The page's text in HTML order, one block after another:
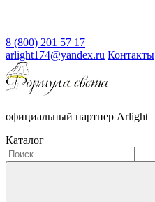
8 (800) 201 57 17
arlight174@yandex.ru Контакты
официальный партнер Arlight
Каталог